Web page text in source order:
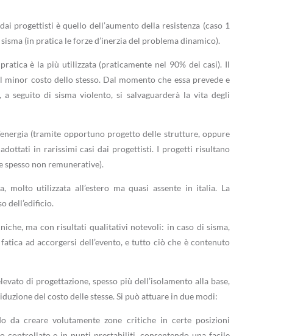
progettisti è quello dell’aumento della resistenza (caso 1
(in pratica le forze d’inerzia del problema dinamico).
è la più utilizzata (praticamente nel 90% dei casi). Il
costo dello stesso. Dal momento che essa prevede e
seguito di sisma violento, si salvaguarderà la vita degli
(tramite opportuno progetto delle strutture, oppure
in rarissimi casi dai progettisti. I progetti risultano
non remunerative).
molto utilizzata all’estero ma quasi assente in italia. La
dell’edificio.
ma con risultati qualitativi notevoli: in caso di sisma,
ad accorgersi dell’evento, e tutto ciò che è contenuto
di progettazione, spesso più dell’isolamento alla base,
del costo delle stesse. Si può attuare in due modi:
da creare volutamente zone critiche in certe posizioni